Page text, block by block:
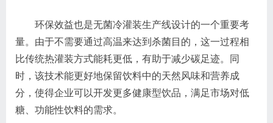
环保效益也是无菌冷灌装生产线设计的一个重要考
量。由于不需要通过高温来达到杀菌目的，这一过程相
比传统热灌装方式能耗更低，有助于减少碳足迹。同
时，该技术能更好地保留饮料中的天然风味和营养成
分，使得企业可以开发更多健康型饮品，满足市场对低
糖、功能性饮料的需求。